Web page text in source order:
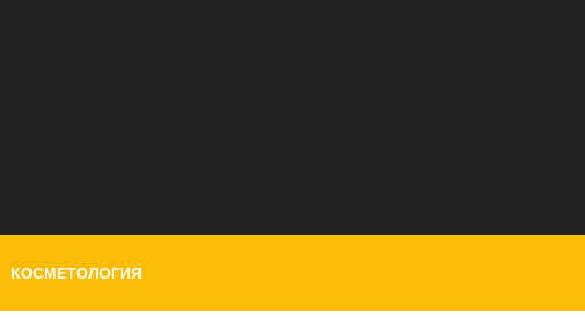
КОСМЕТОЛОГИЯ